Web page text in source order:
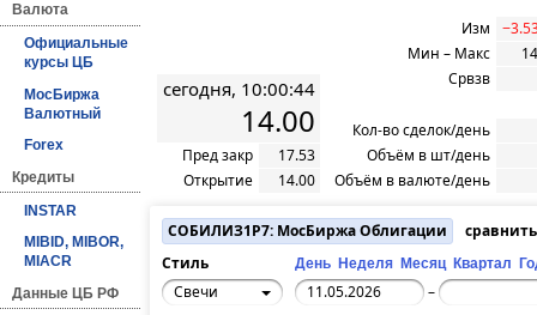
Валюта
Официальные
курсы ЦБ
МосБиржа
Валютный
Forex
Кредиты
INSTAR
MIBID, MIBOR,
MIACR
Данные ЦБ РФ
сегодня, 10:00:44
14.00
Пред закр
17.53
Открытие
14.00
Изм
Мин – Макс
Срвзв
Кол-во сделок/день
Объём в шт/день
Объём в валюте/день
СОБИЛИЗ1Р7: МосБиржа Облигации
Стиль
День Неделя Месяц Квартал
Свечи
–